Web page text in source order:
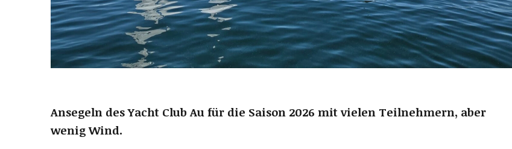
Ansegeln des Yacht Club Au für die Saison 2026 mit vielen Teilnehmern, aber
wenig Wind.